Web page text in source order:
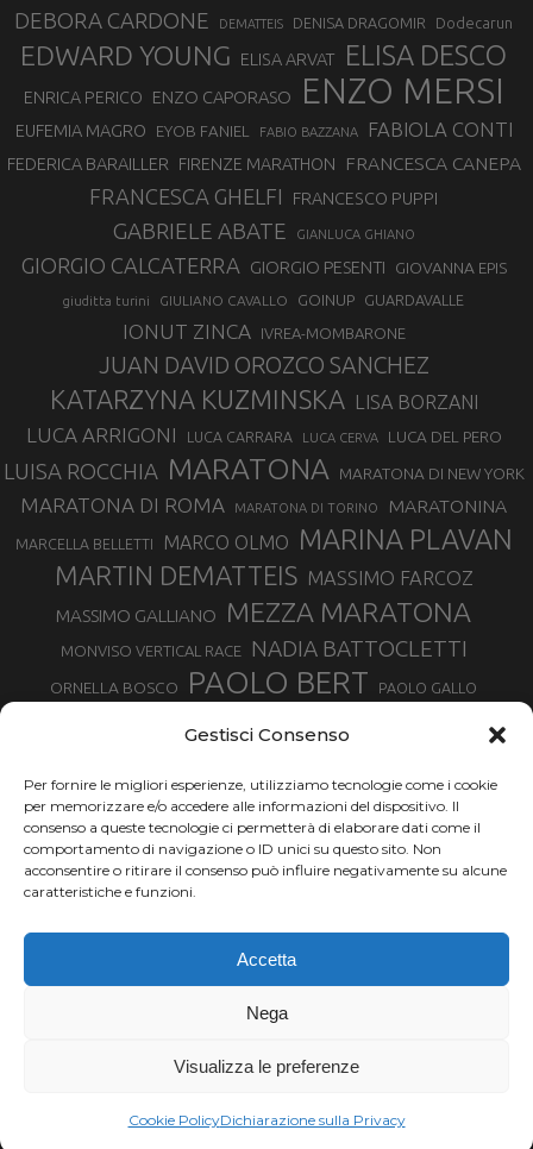
Gestisci Consenso
Per fornire le migliori esperienze, utilizziamo tecnologie come i cookie
per memorizzare e/o accedere alle informazioni del dispositivo. Il
consenso a queste tecnologie ci permetterà di elaborare dati come il
comportamento di navigazione o ID unici su questo sito. Non
acconsentire o ritirare il consenso può influire negativamente su alcune
caratteristiche e funzioni.
Accetta
Nega
Visualizza le preferenze
Cookie PolicyDichiarazione sulla Privacy
DEBORA CARDONE DEMATTEIS DENISA DRAGOMIR Dodecarun
EDWARD YOUNG ELISA ARVAT ELISA DESCO
ENRICA PERICO ENZO CAPORASO ENZO MERSI
EUFEMIA MAGRO EYOB FANIEL FABIO BAZZANA FABIOLA CONTI
FEDERICA BARAILLER FIRENZE MARATHON FRANCESCA CANEPA
FRANCESCA GHELFI FRANCESCO PUPPI
GABRIELE ABATE GIANLUCA GHIANO
GIORGIO CALCATERRA GIORGIO PESENTI GIOVANNA EPIS
giuditta turini GIULIANO CAVALLO GOINUP GUARDAVALLE
IONUT ZINCA IVREA-MOMBARONE
JUAN DAVID OROZCO SANCHEZ
KATARZYNA KUZMINSKA LISA BORZANI
LUCA ARRIGONI LUCA CARRARA LUCA CERVA LUCA DEL PERO
LUISA ROCCHIA MARATONA MARATONA DI NEW YORK
MARATONA DI ROMA MARATONA DI TORINO MARATONINA
MARCELLA BELLETTI MARCO OLMO MARINA PLAVAN
MARTIN DEMATTEIS MASSIMO FARCOZ
MASSIMO GALLIANO MEZZA MARATONA
MONVISO VERTICAL RACE NADIA BATTOCLETTI
ORNELLA BOSCO PAOLO BERT PAOLO GALLO
SILVIA SERAFINI SONIA GLAREY TAVAGNASCO TOR DES GEANTS
TOUR MONVISO TRAIL TRAIL MONTE CASTO TROFEO KIMA
TURIN MARATHON URBAN ZEMMER VAL DI FASSA RUNNING
VALENTINA BELOTTI
VENICE MARATHON
XAVIER CHEVRIER
YEMAN CRIPPA
Chi siamo | Termini d'uso | Privacy |